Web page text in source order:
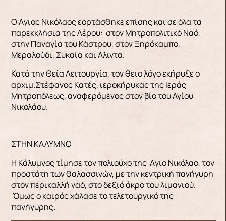
Ο Aγιος Νικόλαος εορτάσθηκε επίσης και σε όλα τα
παρεκκλήσια της Λέρου: στον Μητροπολιτικό Ναό,
στην Παναγία του Κάστρου, στον Ξηρόκαμπο,
Μεραλούδι, Συκαία και Aλιντα.
Κατά την Θεία Λειτουργία, τον θείο λόγο εκήρυξε ο
αρχιμ.Στέφανος Κατές, ιεροκήρυκας της Ιεράς
Μητροπόλεως, αναφερόμενος στον βίο του Αγίου
Νικολάου.
ΣΤΗΝ ΚΑΛΥΜΝΟ
Η Κάλυμνος τίμησε τον πολιούχο της Aγιο Νικόλαο, τον
προστάτη των θαλασσινών, με την κεντρική πανήγυρη
στον περικαλλή ναό, στο δεξιό άκρο του λιμανιού.
Όμως ο καιρός χάλασε το τελετουργικό της
πανήγυρης.